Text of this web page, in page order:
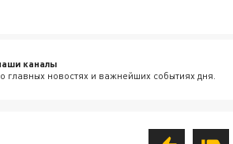
каналы
главных новостях и важнейших событиях дня.